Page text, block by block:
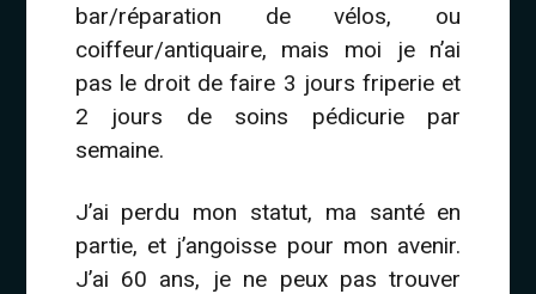
bar/réparation de vélos, ou
coiffeur/antiquaire, mais moi je n’ai
pas le droit de faire 3 jours friperie et
2 jours de soins pédicurie par
semaine.
J’ai perdu mon statut, ma santé en
partie, et j’angoisse pour mon avenir.
J’ai 60 ans, je ne peux pas trouver